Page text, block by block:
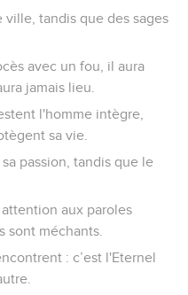
ville, tandis que des sages
avec un fou, il aura
jamais lieu.
l'homme intègre,
sa vie.
passion, tandis que le
aux paroles
sont méchants.
: c’est l'Eternel